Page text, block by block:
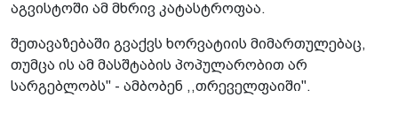
აგვისტოში ამ მხრივ კატასტროფაა.
შეთავაზებაში გვაქვს ხორვატიის მიმართულებაც,
თუმცა ის ამ მასშტაბის პოპულარობით არ
სარგებლობს" - ამბობენ ,,თრეველფაიში".